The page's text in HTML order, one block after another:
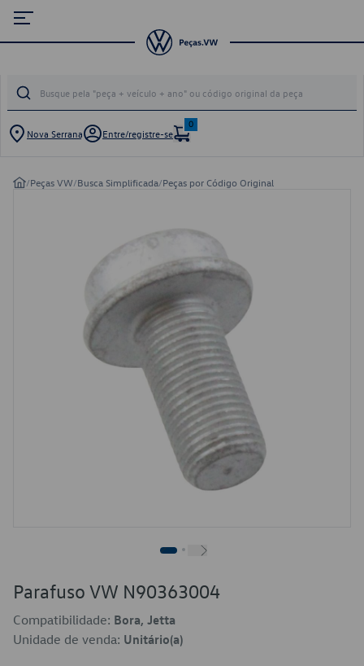
Nova Serrana Entre/registre-se
0
/Peças VW/Busca Simplificada/Peças por Código Original
Parafuso VW N90363004
Compatibilidade: Bora, Jetta
Unidade de venda: Unitário(a)